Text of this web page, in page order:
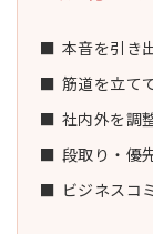
本音を引き
筋道を立て
社内外を調
段取り・優
ビジネスコ